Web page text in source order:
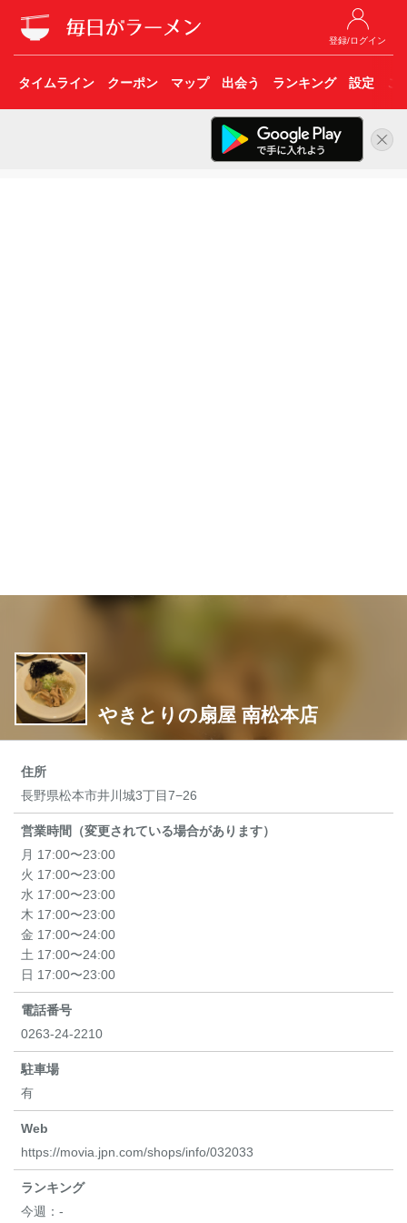
登録/ログイン
タイムライン クーポン マップ 出会う ランキング 設定 こ
やきとりの扇屋 南松本店
住所
長野県松本市井川城3丁目7−26
営業時間（変更されている場合があります）
月 17:00〜23:00
火 17:00〜23:00
水 17:00〜23:00
木 17:00〜23:00
金 17:00〜24:00
土 17:00〜24:00
日 17:00〜23:00
電話番号
0263-24-2210
駐車場
有
Web
https://movia.jpn.com/shops/info/032033
ランキング
今週： -